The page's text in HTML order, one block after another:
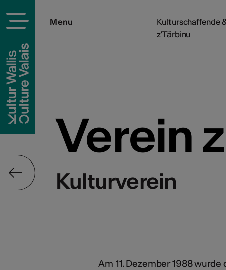
Menu Kulturschaffende
z'Tärbinu
Verein
Kulturverein
Am 11. Dezember 1988 wurde